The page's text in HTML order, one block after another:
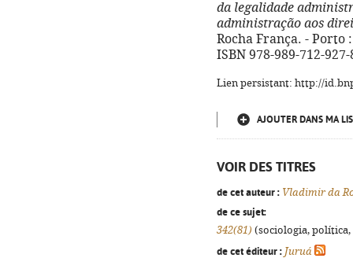
da legalidade
administração aos
Rocha França. - Porto
ISBN 978-989-712-927-
Lien persistant: http://
AJOUTER DANS MA
VOIR DES TITRES
de cet auteur : Vladimir da
de ce sujet:
342(81) (sociologia,
de cet éditeur : Juruá